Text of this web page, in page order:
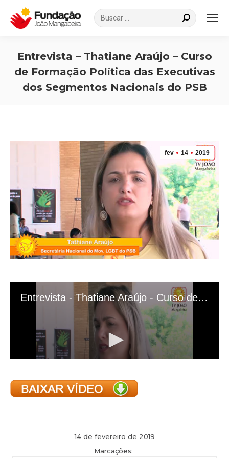
Search:
Entrevista – Thatiane Araújo – Curso
de Formação Política das Executivas
dos Segmentos Nacionais do PSB
fev 14 2019
14 de fevereiro de 2019
Marcações: